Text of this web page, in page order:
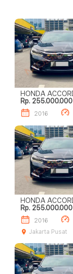
Rp. 255.000.000
2016
Rp. 255.000.000
2016
Jakarta Pusat